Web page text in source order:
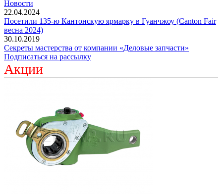
Новости
22.04.2024
Посетили 135-ю Кантонскую ярмарку в Гуанчжоу (Canton Fair
весна 2024)
30.10.2019
Секреты мастерства от компании «Деловые запчасти»
Подписаться на рассылку
Акции